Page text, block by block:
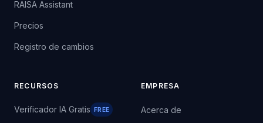
RAISA Assistant
Precios
Registro de cambios
RECURSOS
Verificador IA Gratis FREE
EMPRESA
Acerca de